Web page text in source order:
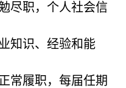
尽职，个人社会信
知识、经验和能
常履职，每届任期